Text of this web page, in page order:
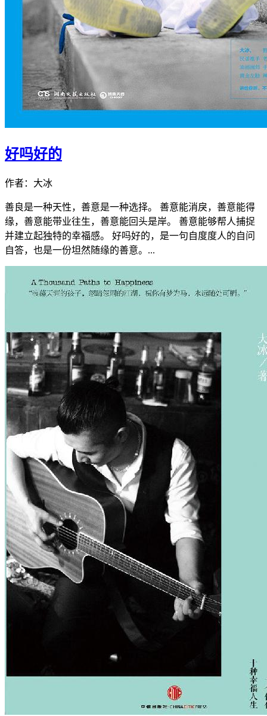
好吗好的
作者：大冰
善良是一种天性，善意是一种选择。 善意能消戾，善意能得
缘，善意能带业往生，善意能回头是岸。 善意能够帮人捕捉
并建立起独特的幸福感。 好吗好的，是一句自度度人的自问
自答，也是一份坦然随缘的善意。...